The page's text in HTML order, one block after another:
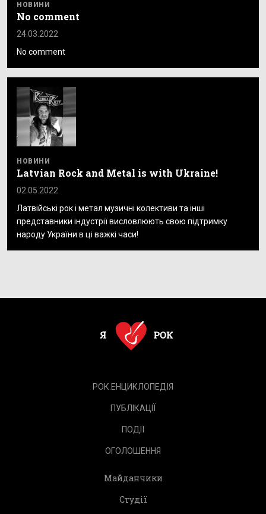
НОВИНИ
No comment
24.03.2022
No comment
НОВИНИ
Latvian Rock and Metal is with Ukraine!
02.05.2022
Латвійські рок і метал музичні колективи та інші
представники індустрії висловлюють свою підтримку
народу України в ці важкі часи!
РОК.ЕНЦИКЛОПЕДІЯ
ПУБЛІКАЦІЇ
ПОДІЇ
ОГОЛОШЕННЯ
Майданчики
Студії